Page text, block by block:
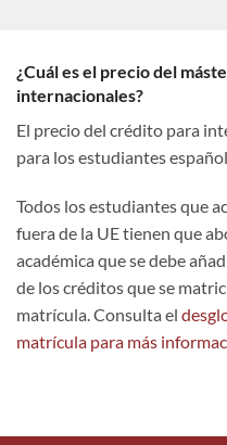
¿Cuál es el precio del
internacionales?
El precio del crédito para
para los estudiantes
Todos los estudiantes que
fuera de la UE tienen que
académica que se debe
de los créditos que se
matrícula. Consulta el
matrícula para más